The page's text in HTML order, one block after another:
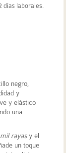
días laborales.
negro,
y
y elástico
una
mil rayasy el
un toque